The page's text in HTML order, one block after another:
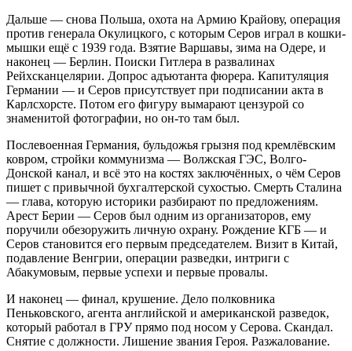
Дальше — снова Польша, охота на Армию Крайову, операция
против генерала Окулицкого, с которым Серов играл в кошки-
мышки ещё с 1939 года. Взятие Варшавы, зима на Одере, и
наконец — Берлин. Поиски Гитлера в развалинах
Рейхсканцелярии. Допрос адъютанта фюрера. Капитуляция
Германии — и Серов присутствует при подписании акта в
Карлсхорсте. Потом его фигуру вымарают цензурой со
знаменитой фотографии, но он-то там был.
Послевоенная Германия, бульдожья грызня под кремлёвским
ковром, стройки коммунизма — Волжская ГЭС, Волго-
Донской канал, и всё это на костях заключённых, о чём Серов
пишет с привычной бухгалтерской сухостью. Смерть Сталина
— глава, которую историки разбирают по предложениям.
Арест Берии — Серов был одним из организаторов, ему
поручили обезоружить личную охрану. Рождение КГБ — и
Серов становится его первым председателем. Визит в Китай,
подавление Венгрии, операции разведки, интриги с
Абакумовым, первые успехи и первые провалы.
И наконец — финал, крушение. Дело полковника
Пеньковского, агента английской и американской разведок,
который работал в ГРУ прямо под носом у Серова. Скандал.
Снятие с должности. Лишение звания Героя. Разжалование.